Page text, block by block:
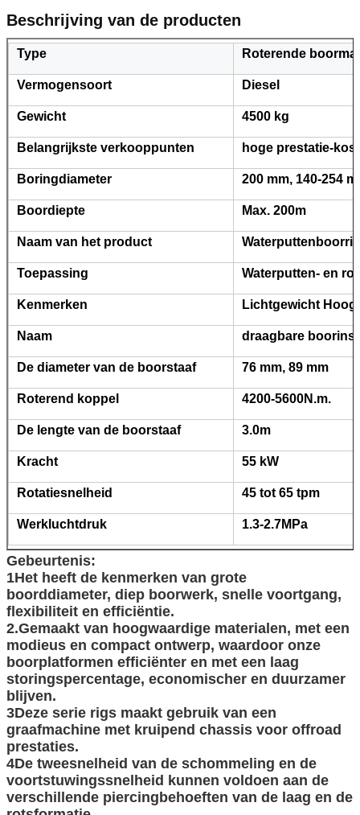
Beschrijving van de producten
Type Roterende
Vermogensoort Diesel
Gewicht 4500 kg
Belangrijkste verkooppunten hoge prestatie-
Boringdiameter 200 mm, 140-254
Boordiepte Max. 200m
Naam van het product
Toepassing Waterputten- en
Kenmerken Lichtgewicht
Naam draagbare
De diameter van de boorstaaf 76 mm, 89 mm
Roterend koppel 4200-5600N.m.
De lengte van de boorstaaf 3.0m
Kracht 55 kW
Rotatiesnelheid 45 tot 65 tpm
Werkluchtdruk 1.3-2.7MPa
Gebeurtenis:
1Het heeft de kenmerken van grote
boorddiameter, diep boorwerk, snelle voortgang,
flexibiliteit en efficiëntie.
2.Gemaakt van hoogwaardige materialen, met een
modieus en compact ontwerp, waardoor onze
boorplatformen efficiënter en met een laag
storingspercentage, economischer en duurzamer
blijven.
3Deze serie rigs maakt gebruik van een
graafmachine met kruipend chassis voor offroad
prestaties.
4De tweesnelheid van de schommeling en de
voortstuwingssnelheid kunnen voldoen aan de
verschillende piercingbehoeften van de laag en de